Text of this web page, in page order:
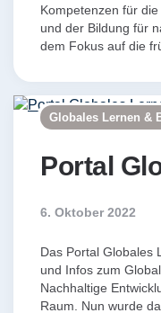
Kompetenzen für
und der Bildung für
dem Fokus auf die
Globales Lernen &
Portal
6. Oktober 2022
Das Portal Globales
und Infos zum
Nachhaltige
Raum. Nun wurde